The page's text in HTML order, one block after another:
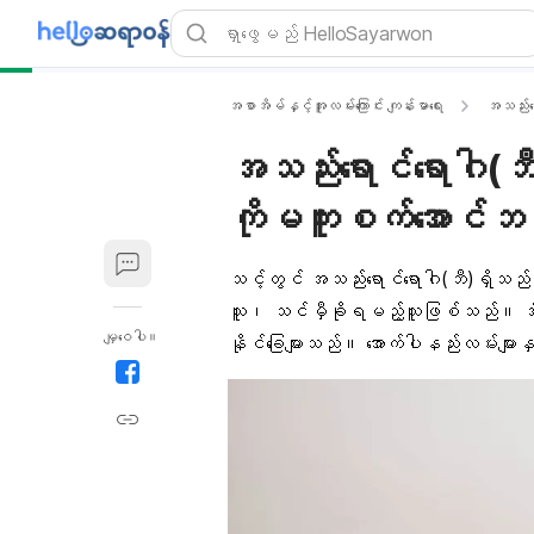
မျှဝေပါ။
အစာအိမ်နှင့်အူလမ်းကြောင်း ကျန်းမာရေး အသည်းရေ
အသည်းရောင်ရော
ကိုမကူးစက်အော
သင့်တွင် အသည်းရောင်ရောဂါ(ဘီ)ရှိသ
သူ၊ သင်မှီခိုရမည့်သူဖြစ်သည်။ အိမ်ထ
နိုင်ခြေများသည်။ အောက်ပါနည်းလမ်